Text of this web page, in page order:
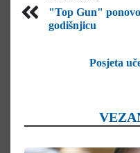
"Top Gun"
godišnjicu
Posjeta